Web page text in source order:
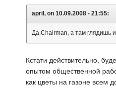
april, on 10.09.2008 - 21:55:
Да,Chairman, а там глядишь
Кстати действительно,
опытом общественной
как цветы на газоне всем